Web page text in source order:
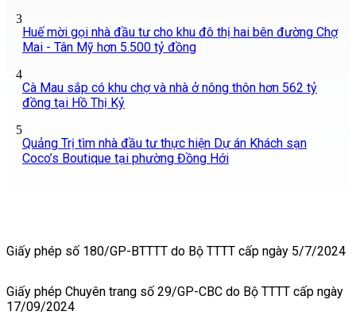
3
Huế mời gọi nhà đầu tư cho khu đô thị hai bên đường Chợ
Mai - Tân Mỹ hơn 5.500 tỷ đồng
4
Cà Mau sắp có khu chợ và nhà ở nông thôn hơn 562 tỷ
đồng tại Hồ Thị Kỷ
5
Quảng Trị tìm nhà đầu tư thực hiện Dự án Khách sạn
Coco’s Boutique tại phường Đồng Hới
Giấy phép số 180/GP-BTTTT do Bộ TTTT cấp ngày 5/7/2024
Giấy phép Chuyên trang số 29/GP-CBC do Bộ TTTT cấp ngày
17/09/2024